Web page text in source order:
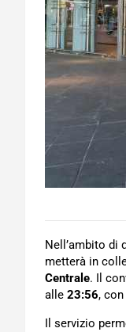
Nell’ambito di
metterà in
Centrale. Il
alle 23:56,
Il servizio